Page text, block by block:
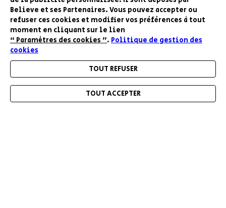
RESTEZ INFORMÉ DE NOS BONS PLANS ET
NOUVEAUTÉS
Believe et ses Partenaires. Vous pouvez accepter ou
refuser ces cookies et modifier vos préférences à tout
moment en cliquant sur le lien
“ Paramètres des cookies ”. Politique de gestion des
cookies
TOUT REFUSER
TOUT ACCEPTER